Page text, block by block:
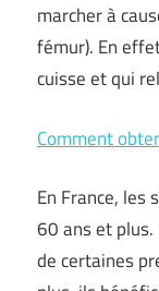
marcher à
fémur). En
cuisse et qui
Comment
En France, les
60 ans et
de certaines